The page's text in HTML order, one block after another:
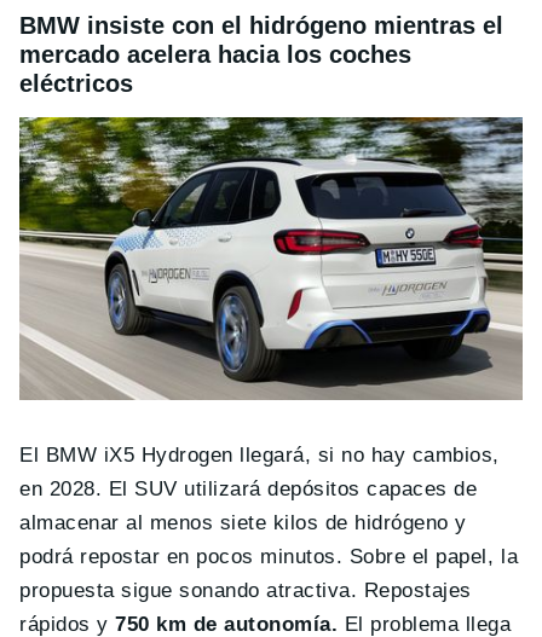
BMW insiste con el hidrógeno mientras el
mercado acelera hacia los coches
eléctricos
El BMW iX5 Hydrogen llegará, si no hay cambios,
en 2028. El SUV utilizará depósitos capaces de
almacenar al menos siete kilos de hidrógeno y
podrá repostar en pocos minutos. Sobre el papel, la
propuesta sigue sonando atractiva. Repostajes
rápidos y750 km de autonomía. El problema llega